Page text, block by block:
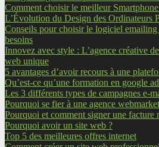
Comment choisir le meilleur
L’Évolution du Design des Ordinateurs
Conseils pour choisir le logiciel
besoins
Innovez avec style : L’agence créative
web unique
5 avantages d’avoir recours à une
Qu’est-ce qu’une formation en google
Les 3 différents types de campagnes e-
Pourquoi se fier à une agence
Pourquoi et comment signer une facture
Pourquoi avoir un site web ?
Top 5 des meilleures offres internet